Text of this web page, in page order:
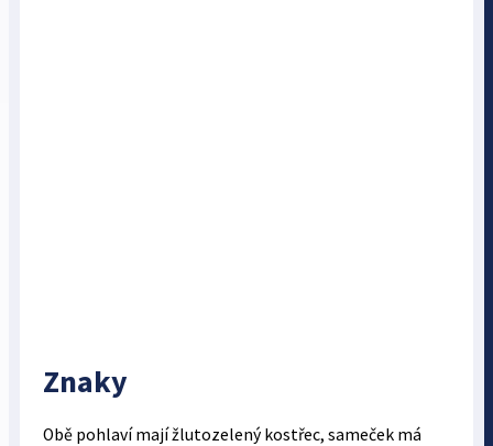
Znaky
Obě pohlaví mají žlutozelený kostřec, sameček má